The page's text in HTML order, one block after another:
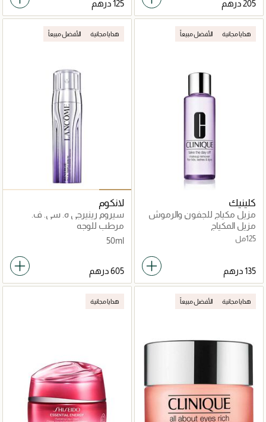
هدايا مجانية الأفضل مبيعاً
كلينيك
مزيل مكياج للجفون والرموش
والشفاه تيك ذا داي أوف
مزيل المكياج
125مل
هدايا مجانية الأفضل مبيعاً
لانكوم
سيروم رينيرجي ه. سي. ف.
الثلاثي مركّز عالي الأداء مضاد
لعلامات التقدّم في السنّ 50مل
مرطب للوجه
50ml
هدايا مجانية الأفضل مبيعاً هدايا مجانية